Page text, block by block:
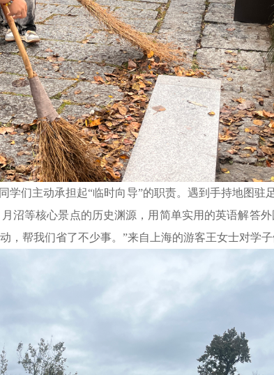
学们主动承担起“临时向导”的职责。遇到手持地图驻
沼等核心景点的历史渊源，用简单实用的英语解答
，帮我们省了不少事。”来自上海的游客王女士对学子